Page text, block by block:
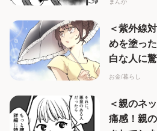
＜紫外線
めを塗っ
白な人に
るの？
お金/暮らし
＜親のネ
痛感！親